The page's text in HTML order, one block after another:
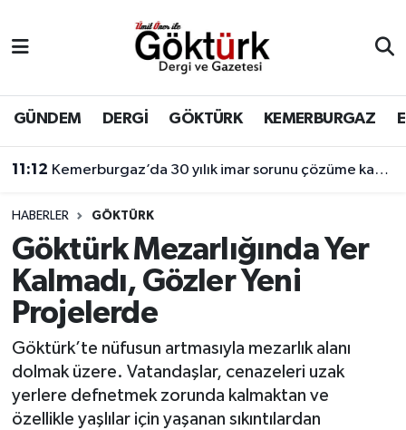
GÜNDEM DERGİ GÖKTÜRK KEMERBURGAZ
11:12 Kemerburgaz’da 30 yılık imar sorunu çözüme kavuşuyor
HABERLER GÖKTÜRK
Göktürk Mezarlığında Yer
Kalmadı, Gözler Yeni
Projelerde
Göktürk’te nüfusun artmasıyla mezarlık alanı
dolmak üzere. Vatandaşlar, cenazeleri uzak
yerlere defnetmek zorunda kalmaktan ve
özellikle yaşlılar için yaşanan sıkıntılardan
BİLİM
DERGİ
DÜNYA
EĞİTİM
EKONOMİ
GÖKTÜRK
GÜNDEM
Eyüpsultan Hava Durumu
Eyüpsultan Trafik Yoğunluk Haritası
Süper Lig Puan Durumu ve Fikstür
Tüm Manşetler
Son Dakika Haberleri
Haber Arşivi